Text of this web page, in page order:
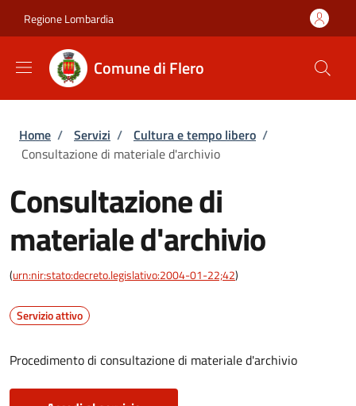
Regione Lombardia
Comune di Flero
Briciole di pane
Home / Servizi / Cultura e tempo libero /
Consultazione di materiale d'archivio
Consultazione di
materiale d'archivio
(urn:nir:stato:decreto.legislativo:2004-01-22;42)
Servizio attivo
Procedimento di consultazione di materiale d'archivio